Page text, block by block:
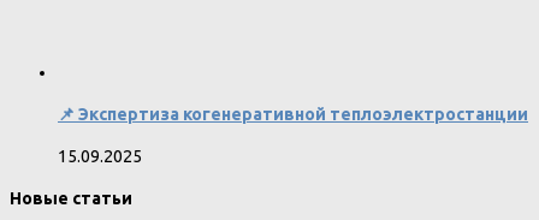
📌 Экспертиза когенеративной теплоэлектростанции
15.09.2025
Новые статьи